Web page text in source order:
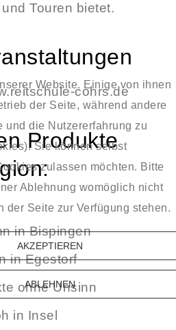
Touren bietet.
cohrs.de
Produkte
in Bispingen
in Egestorf
ohne Unsinn
in Insel
Website. Einige von ihnen
der Seite, während andere
und die Nutzererfahrung zu
Sie können selbst
zulassen möchten. Bitte
Ablehnung womöglich nicht
der Seite zur Verfügung stehen.
AKZEPTIEREN
ABLEHNEN